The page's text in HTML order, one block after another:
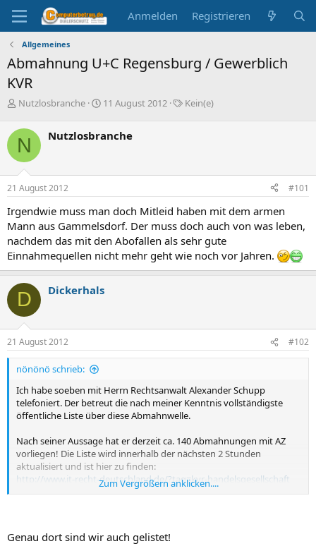
Anmelden Registrieren
Allgemeines
Abmahnung U+C Regensburg / Gewerblich
KVR
E
s
t
e
l
l
e
Nutzlosbranche
E
t
l
m
11 August 2012
S
w
t
e
Kein(e)
N Nutzlosbranche
21 August 2012 #101
Irgendwie muss man doch Mitleid haben mit dem armen
Mann aus Gammelsdorf. Der muss doch auch von was leben,
nachdem das mit den Abofallen als sehr gute
Einnahmequellen nicht mehr geht wie noch vor Jahren.
D Dickerhals
21 August 2012 #102
nönönö schrieb:
Ich habe soeben mit Herrn Rechtsanwalt Alexander Schupp
telefoniert. Der betreut die nach meiner Kenntnis vollständigste
öffentliche Liste über diese Abmahnwelle.
Nach seiner Aussage hat er derzeit ca. 140 Abmahnungen mit AZ
vorliegen! Die Liste wird innerhalb der nächsten 2 Stunden
aktualisiert und ist hier zu finden:
http://www.it-recht-deutschland.de/?tag=kvr-handelsgesellschaft
Staatsanwaltschaften! Der NAchweis der Massenabmahnung ist das
Zum Vergrößern anklicken....
Genau dort sind wir auch gelistet!